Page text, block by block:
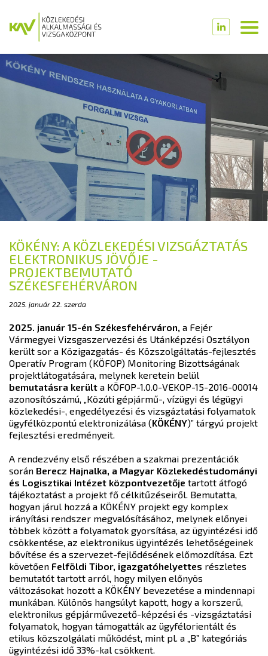
KÖKÉNY: A KÖZLEKEDÉSI VIZSGÁZTATÁS
ELEKTRONIKUS JÖVŐJE -
PROJEKTBEMUTATÓ
SZÉKESFEHÉRVÁRON
2025. január 22. szerda
2025. január 15-én Székesfehérváron, a Fejér
Vármegyei Vizsgaszervezési és Utánképzési Osztályon
került sor a Közigazgatás- és Közszolgáltatás-fejlesztés
Operatív Program (KÖFOP) Monitoring Bizottságának
projektlátogatására, melynek keretein belül
bemutatásra került a KÖFOP-1.0.0-VEKOP-15-2016-00014
azonosítószámú, „Közúti gépjármű-, vízügyi és légügyi
közlekedési-, engedélyezési és vizsgáztatási folyamatok
ügyfélközpontú elektronizálása (KÖKÉNY)” tárgyú projekt
fejlesztési eredményeit.
A rendezvény első részében a szakmai prezentációk
során Berecz Hajnalka, a Magyar Közlekedéstudományi
és Logisztikai Intézet központvezetője tartott átfogó
tájékoztatást a projekt fő célkitűzéseiről. Bemutatta,
hogyan járul hozzá a KÖKÉNY projekt egy komplex
irányítási rendszer megvalósításához, melynek előnyei
többek között a folyamatok gyorsítása, az ügyintézési idő
csökkentése, az elektronikus ügyintézés lehetőségeinek
bővítése és a szervezet-fejlődésének előmozdítása. Ezt
követően Felföldi Tibor, igazgatóhelyettes részletes
bemutatót tartott arról, hogy milyen előnyös
változásokat hozott a KÖKÉNY bevezetése a mindennapi
munkában. Különös hangsúlyt kapott, hogy a korszerű,
elektronikus gépjárművezető-képzési és -vizsgáztatási
folyamatok, hogyan támogatták az ügyfélorientált és
etikus közszolgálati működést, mint pl. a „B” kategóriás
ügyintézési idő 33%-kal csökkent.